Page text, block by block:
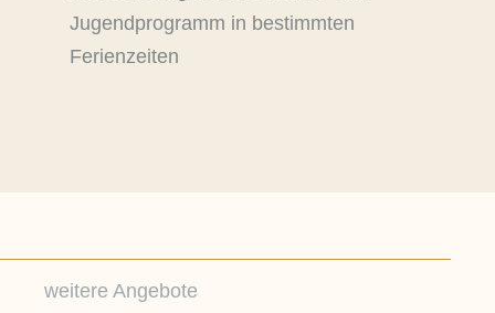
Jugendprogramm in bestimmten
Ferienzeiten
weitere Angebote